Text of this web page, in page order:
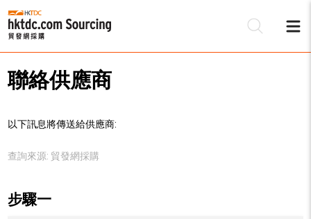
聯絡供應商
以下訊息將傳送給供應商:
查詢來源: 貿發網採購
步驟一